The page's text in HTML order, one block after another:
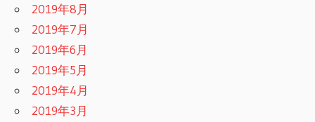
2019年8月
2019年7月
2019年6月
2019年5月
2019年4月
2019年3月